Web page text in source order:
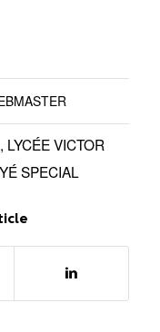
, LYCÉE VICTOR
SPECIAL